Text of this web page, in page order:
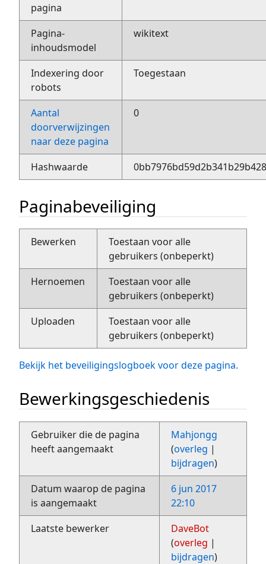
pagina
Pagina-
inhoudsmodel
wikitext
Indexering door
robots
Toegestaan
Aantal
doorverwijzingen
naar deze pagina
0
Hashwaarde
Paginabeveiliging
Bewerken
Toestaan voor alle
gebruikers (onbeperkt)
Hernoemen
Toestaan voor alle
gebruikers (onbeperkt)
Uploaden
Toestaan voor alle
gebruikers (onbeperkt)
Bekijk het beveiligingslogboek voor deze pagina.
Bewerkingsgeschiedenis
Gebruiker die de pagina
heeft aangemaakt
Mahjongg
(overleg |
bijdragen)
Datum waarop de pagina
is aangemaakt
6 jun 2017
22:10
Laatste bewerker
DaveBot
(overleg |
bijdragen)